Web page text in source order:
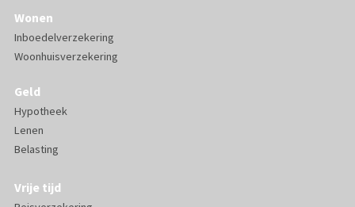
Wonen
Inboedelverzekering
Woonhuisverzekering
Geld
Hypotheek
Lenen
Belasting
Vrije tijd